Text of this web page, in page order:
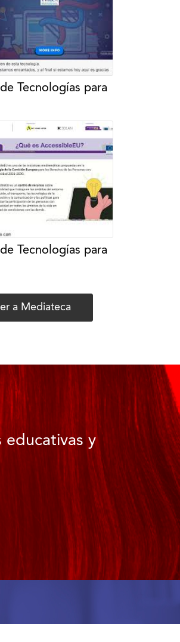
Tecnologías para
Tecnologías para
a Mediateca
educativas y